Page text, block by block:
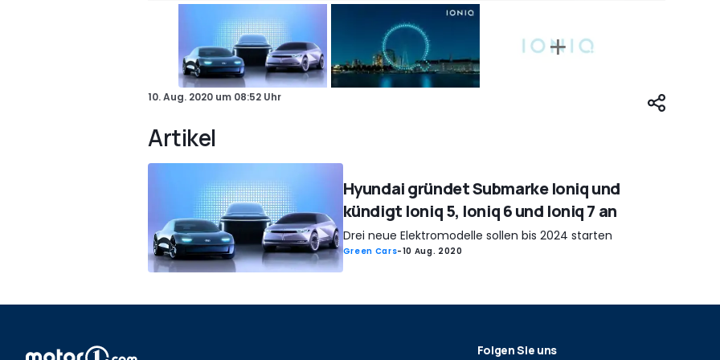
10. Aug. 2020 um 08:52 Uhr
Artikel
Hyundai gründet Submarke Ioniq und
kündigt Ioniq 5, Ioniq 6 und Ioniq 7 an
Drei neue Elektromodelle sollen bis 2024 starten
Green Cars-10 Aug. 2020
Folgen Sie uns